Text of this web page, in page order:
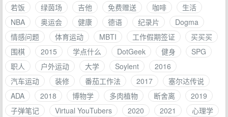
若饭
绿茵场 吉他 免费赠送 咖啡
生活
NBA
奥运会 健康 德语 纪录片
Dogma
情感问题
体育运动 MBTI 工作假期签证
买买买
围棋
2015 学点什么 DotGeek 健身
SPG
职人
户外运动 大学 Soylent
2016
汽车运动
装修 番茄工作法 2017
塞尔达传说
ADA
2018 博物学 多肉植物 断舍离
2019
子弹笔记
Virtual YouTubers 2020 2021
心理学